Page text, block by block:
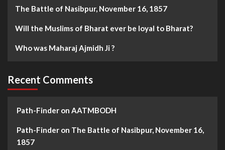
The Battle of Nasibpur, November 16, 1857
Will the Muslims of Bharat ever be loyal to Bharat?
Who was Maharaj Ajmidh Ji ?
Recent Comments
Path-Finder on AATMBODH
Path-Finder on The Battle of Nasibpur, November 16,
1857